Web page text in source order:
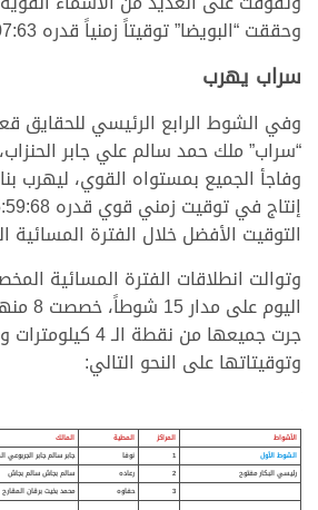
وحققت “البويضا” توقيتاً زمنياً قدره 6:07:63 دقيقة.
سراب يهرب
وفي الشوط الرابع الرئيسي للحقايق
“سراب” ملك حمد سالم علي جابر
وفاجأ الجميع بمستواه القوي، ليهرب
التوقيت الأفضل خلال الفترة المسائية
وتوالت انطلاقات الفترة المسائية
جرت جميعها من نقطة
وتوقيتاتها على النحو التالي:
الأشواط المراكز المطية المالك
الشوط الأول
1 نوفا جابر سالم جابر الجربوعي
رئيسي البكار مفتوح
2 رعاده سالم بجاش سالم بجاش
3
حفاوه محمد بخيت برقان المقارح